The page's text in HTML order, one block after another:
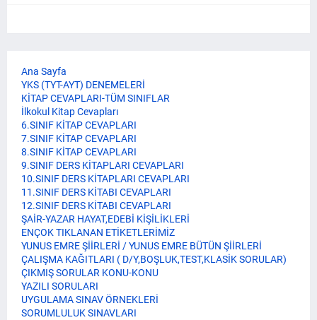
Ana Sayfa
YKS (TYT-AYT) DENEMELERİ
KİTAP CEVAPLARI-TÜM SINIFLAR
İlkokul Kitap Cevapları
6.SINIF KİTAP CEVAPLARI
7.SINIF KİTAP CEVAPLARI
8.SINIF KİTAP CEVAPLARI
9.SINIF DERS KİTAPLARI CEVAPLARI
10.SINIF DERS KİTAPLARI CEVAPLARI
11.SINIF DERS KİTABI CEVAPLARI
12.SINIF DERS KİTABI CEVAPLARI
ŞAİR-YAZAR HAYAT,EDEBİ KİŞİLİKLERİ
ENÇOK TIKLANAN ETİKETLERİMİZ
YUNUS EMRE ŞİİRLERİ / YUNUS EMRE BÜTÜN ŞİİRLERİ
ÇALIŞMA KAĞITLARI ( D/Y,BOŞLUK,TEST,KLASİK SORULAR)
ÇIKMIŞ SORULAR KONU-KONU
YAZILI SORULARI
UYGULAMA SINAV ÖRNEKLERİ
SORUMLULUK SINAVLARI